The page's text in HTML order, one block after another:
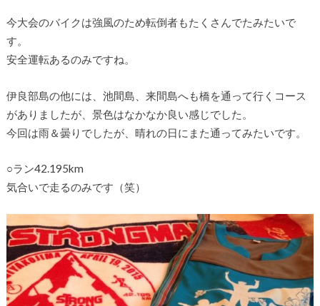
今大会のバイクは強風のため転倒者もたくさんでたみたいで
す。
安全運転あるのみですね。
伊良部島の他には、池間島、来間島へも橋を通って行くコース
がありましたが、景色はなかなか良い感じでした。
今回は雨＆曇りでしたが、晴れの日にまた通ってみたいです。
○ラン42.195km
気合いで走るのみです（笑）